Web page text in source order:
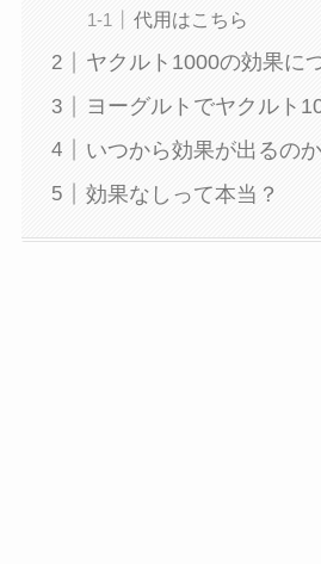
代用はこちら
ヤクルト1000の効果に
ヨーグルトでヤクルト
いつから効果が出るのか
効果なしって本当？